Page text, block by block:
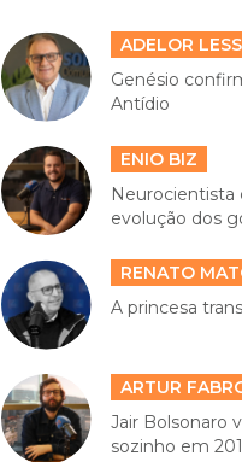
ADELOR
Genésio
Antídio
ENIO BIZ
Neurocientista
evolução dos
RENATO
A princesa
ARTUR
Jair Bolsonaro
sozinho em